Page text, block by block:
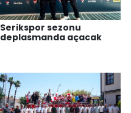
Serikspor sezonu
deplasmanda açacak